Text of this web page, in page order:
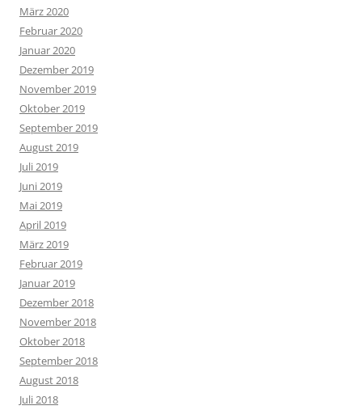
März 2020
Februar 2020
Januar 2020
Dezember 2019
November 2019
Oktober 2019
September 2019
August 2019
Juli 2019
Juni 2019
Mai 2019
April 2019
März 2019
Februar 2019
Januar 2019
Dezember 2018
November 2018
Oktober 2018
September 2018
August 2018
Juli 2018